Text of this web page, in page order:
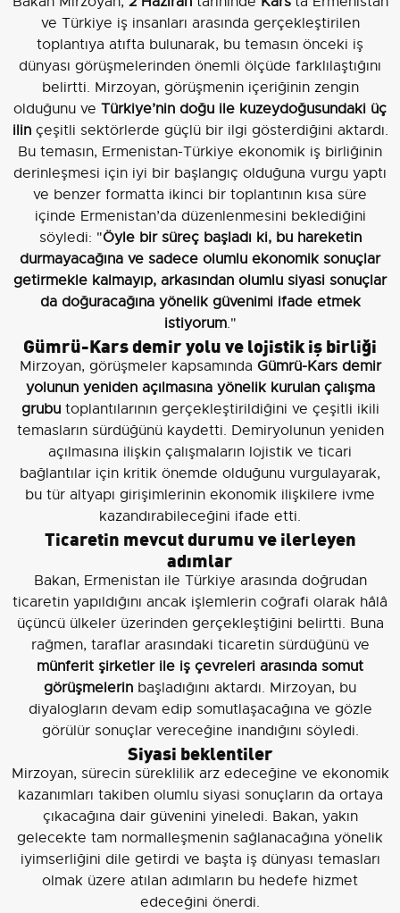
ve Türkiye iş insanları arasında gerçekleştirilen
toplantıya atıfta bulunarak, bu temasın önceki iş
dünyası görüşmelerinden önemli ölçüde farklılaştığını
belirtti. Mirzoyan, görüşmenin içeriğinin zengin
olduğunu ve Türkiye’nin doğu ile kuzeydoğusundaki üç
ilinçeşitli sektörlerde güçlü bir ilgi gösterdiğini aktardı.
Bu temasın, Ermenistan-Türkiye ekonomik iş birliğinin
derinleşmesi için iyi bir başlangıç olduğuna vurgu yaptı
ve benzer formatta ikinci bir toplantının kısa süre
içinde Ermenistan’da düzenlenmesini beklediğini
söyledi: "Öyle bir süreç başladı ki, bu hareketin
durmayacağına ve sadece olumlu ekonomik sonuçlar
getirmekle kalmayıp, arkasından olumlu siyasi sonuçlar
da doğuracağına yönelik güvenimi ifade etmek
istiyorum."
Gümrü-Kars demir yolu ve lojistik iş birliği
Mirzoyan, görüşmeler kapsamında Gümrü-Kars demir
yolunun yeniden açılmasına yönelik kurulan çalışma
grubutoplantılarının gerçekleştirildiğini ve çeşitli ikili
temasların sürdüğünü kaydetti. Demiryolunun yeniden
açılmasına ilişkin çalışmaların lojistik ve ticari
bağlantılar için kritik önemde olduğunu vurgulayarak,
bu tür altyapı girişimlerinin ekonomik ilişkilere ivme
kazandırabileceğini ifade etti.
Ticaretin mevcut durumu ve ilerleyen
adımlar
Bakan, Ermenistan ile Türkiye arasında doğrudan
ticaretin yapıldığını ancak işlemlerin coğrafi olarak hâlâ
üçüncü ülkeler üzerinden gerçekleştiğini belirtti. Buna
rağmen, taraflar arasındaki ticaretin sürdüğünü ve
münferit şirketler ile iş çevreleri arasında somut
görüşmelerin başladığını aktardı. Mirzoyan, bu
diyalogların devam edip somutlaşacağına ve gözle
görülür sonuçlar vereceğine inandığını söyledi.
Siyasi beklentiler
Mirzoyan, sürecin süreklilik arz edeceğine ve ekonomik
kazanımları takiben olumlu siyasi sonuçların da ortaya
çıkacağına dair güvenini yineledi. Bakan, yakın
gelecekte tam normalleşmenin sağlanacağına yönelik
iyimserliğini dile getirdi ve başta iş dünyası temasları
olmak üzere atılan adımların bu hedefe hizmet
edeceğini önerdi.